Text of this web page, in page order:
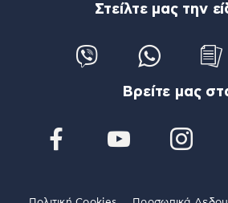
Στείλτε μας την
Βρείτε μας